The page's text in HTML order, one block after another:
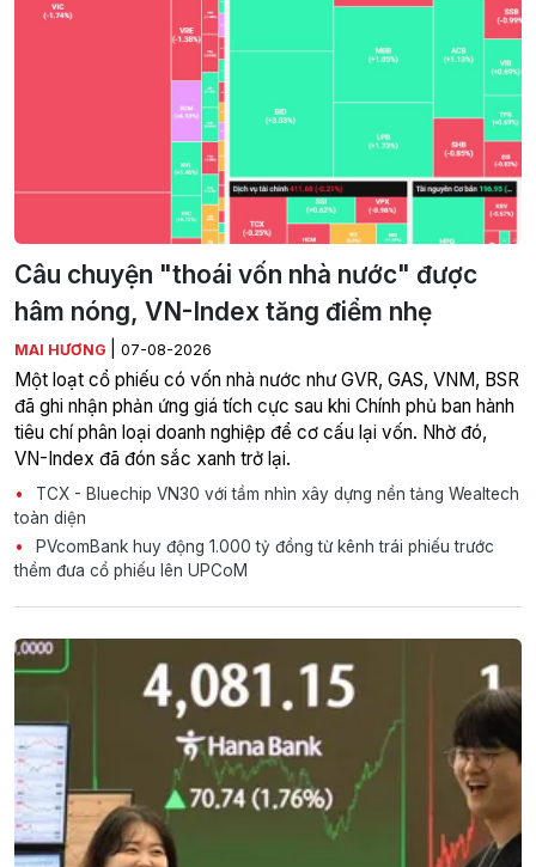
Câu chuyện "thoái vốn nhà nước" được
hâm nóng, VN-Index tăng điểm nhẹ
MAI HƯƠNG 07-08-2026
Một loạt cổ phiếu có vốn nhà nước như GVR, GAS, VNM, BSR
đã ghi nhận phản ứng giá tích cực sau khi Chính phủ ban hành
tiêu chí phân loại doanh nghiệp để cơ cấu lại vốn. Nhờ đó,
VN-Index đã đón sắc xanh trở lại.
TCX - Bluechip VN30 với tầm nhìn xây dựng nền tảng Wealtech
toàn diện
PVcomBank huy động 1.000 tỷ đồng từ kênh trái phiếu trước
thềm đưa cổ phiếu lên UPCoM